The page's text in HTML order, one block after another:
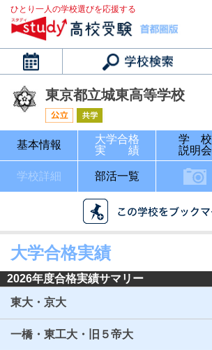
ひとり一人の学校選びを応援する
カレンダー
東京都立城東高等学校
基本情報
大学合格
実 績
学 校
説明会
学校詳細 部活一覧
大学合格実績
2026年度合格実績サマリー
東大・京大
一橋・東工大・旧５帝大